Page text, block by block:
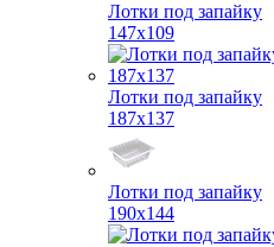
Лотки под запайку
147х109
Лотки под запайку
187х137
Лотки под запайку
190х144